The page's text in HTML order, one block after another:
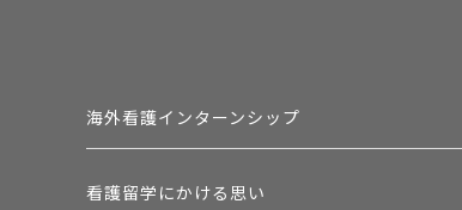
海外看護インターンシップ
看護留学にかける思い